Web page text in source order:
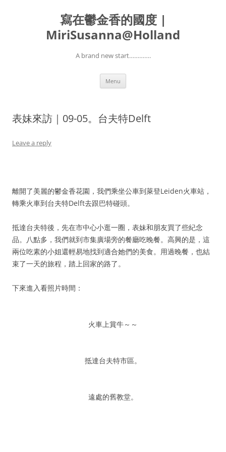
寫在鬱金香的國度 |
MiriSusanna@Holland
A brand new start………….
Menu
表妹來訪｜09-05。台夫特Delft
Leave a reply
離開了美麗的鬱金香花園，我們乘坐公車到萊登Leiden火車站，
轉乘火車到台夫特Delft去跟巴特碰頭。
抵達台夫特後，先在市中心小逛一圈，表妹和朋友買了些紀念
品。八點多，我們就到市集廣場旁的餐廳吃晚餐。高興的是，這
兩位吃素的小姐還輕易地找到適合她們的美食。用過晚餐，也結
束了一天的旅程，踏上回家的路了。
下來進入看照片時間：
火車上賞牛～～
抵達台夫特市區。
遠處的舊教堂。